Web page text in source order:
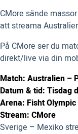
CMore sände
att streama
På CMore ser du
direkt/live via din
Match: Australien –
Datum & tid: Tisdag
Arena: Fisht
Stream: CMore
Sverige – Mexiko